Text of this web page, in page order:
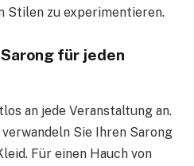
Stilen zu experimentieren.
für jeden
an jede Veranstaltung an.
Sie Ihren Sarong
Für einen Hauch von